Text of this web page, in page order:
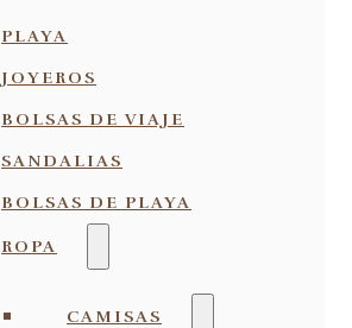
PLAYA
JOYEROS
BOLSAS DE VIAJE
SANDALIAS
BOLSAS DE PLAYA
ROPA
CAMISAS